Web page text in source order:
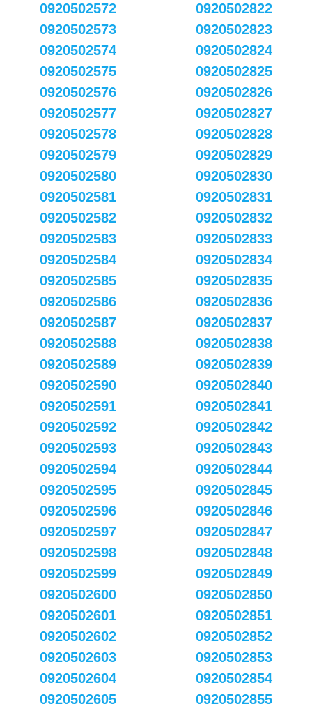
0920502572
0920502573
0920502574
0920502575
0920502576
0920502577
0920502578
0920502579
0920502580
0920502581
0920502582
0920502583
0920502584
0920502585
0920502586
0920502587
0920502588
0920502589
0920502590
0920502591
0920502592
0920502593
0920502594
0920502595
0920502596
0920502597
0920502598
0920502599
0920502600
0920502601
0920502602
0920502603
0920502604
0920502605
0920502822
0920502823
0920502824
0920502825
0920502826
0920502827
0920502828
0920502829
0920502830
0920502831
0920502832
0920502833
0920502834
0920502835
0920502836
0920502837
0920502838
0920502839
0920502840
0920502841
0920502842
0920502843
0920502844
0920502845
0920502846
0920502847
0920502848
0920502849
0920502850
0920502851
0920502852
0920502853
0920502854
0920502855